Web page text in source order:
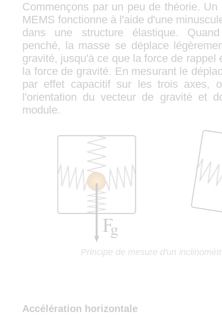
Commençons par un peu de théorie. Un
MEMS fonctionne à l'aide d'une
dans une structure élastique.
penché, la masse se déplace
gravité, jusqu'à ce que la force de rappel
la force de gravité. En mesurant le
par effet capacitif sur les trois axes,
l'orientation du vecteur de gravité et
module.
Principe de mesure d'un
Accélération horizontale